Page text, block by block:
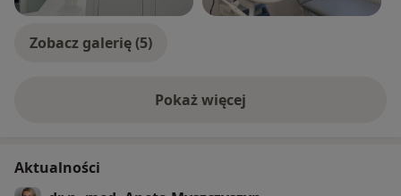
Zobacz galerię (5)
Pokaż więcejo doświadczeniu
Aktualności